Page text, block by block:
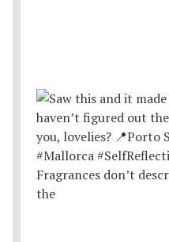
Fragrances don’t
the